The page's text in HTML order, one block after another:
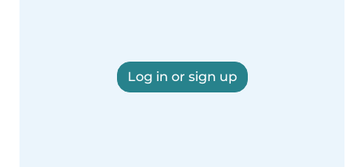
Log in or sign up